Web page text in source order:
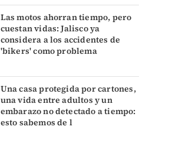
Las motos ahorran tiempo, pero
cuestan vidas: Jalisco ya
considera a los accidentes de
'bikers' como problema
Una casa protegida por cartones,
una vida entre adultos y un
embarazo no detectado a tiempo:
esto sabemos de l